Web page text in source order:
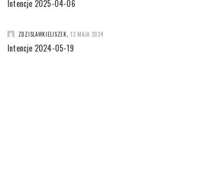
Intencje 2025-04-06
ZDZISLAWKIELISZEK 13 MAJA 2024
Intencje 2024-05-19